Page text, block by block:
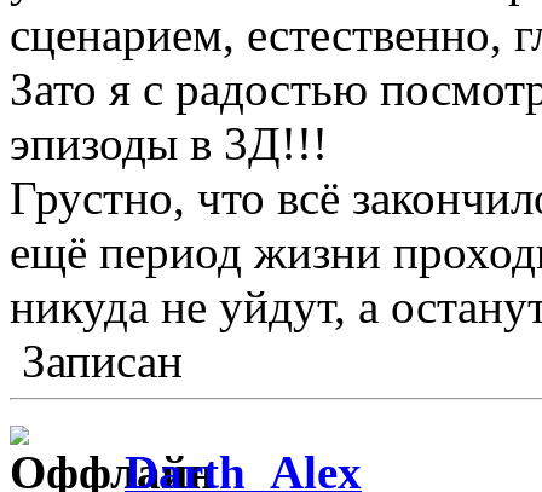
сценарием, естественно,
Зато я с радостью
эпизоды в 3Д!!!
Грустно, что всё
ещё период жизни
никуда не уйдут, а
Записан
Darth_Alex